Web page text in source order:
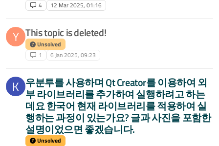
4
12 Mar 2025, 01:16
Y This topic is deleted!
Unsolved
1
6 Jan 2025, 09:23
K 우분투를 사용하며 Qt Creator를 이용하여 외
부 라이브러리를 추가하여 실행하려고 하는
데요 한국어 현재 라이브러리를 적용하여 실
행하는 과정이 있는가요? 글과 사진을 포함한
설명이었으면 좋겠습니다.
Unsolved